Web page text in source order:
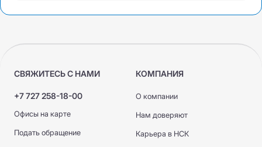
СВЯЖИТЕСЬ С НАМИ
+7 727 258-18-00
Офисы на карте
Подать обращение
КОМПАНИЯ
О компании
Нам доверяют
Карьера в НСК